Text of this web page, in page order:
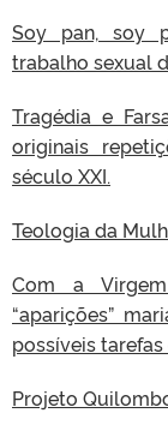
Soy pan, soy
trabalho sexual
Tragédia e
originais
século XXI.
Teologia da
Com a
“aparições”
possíveis
Projeto